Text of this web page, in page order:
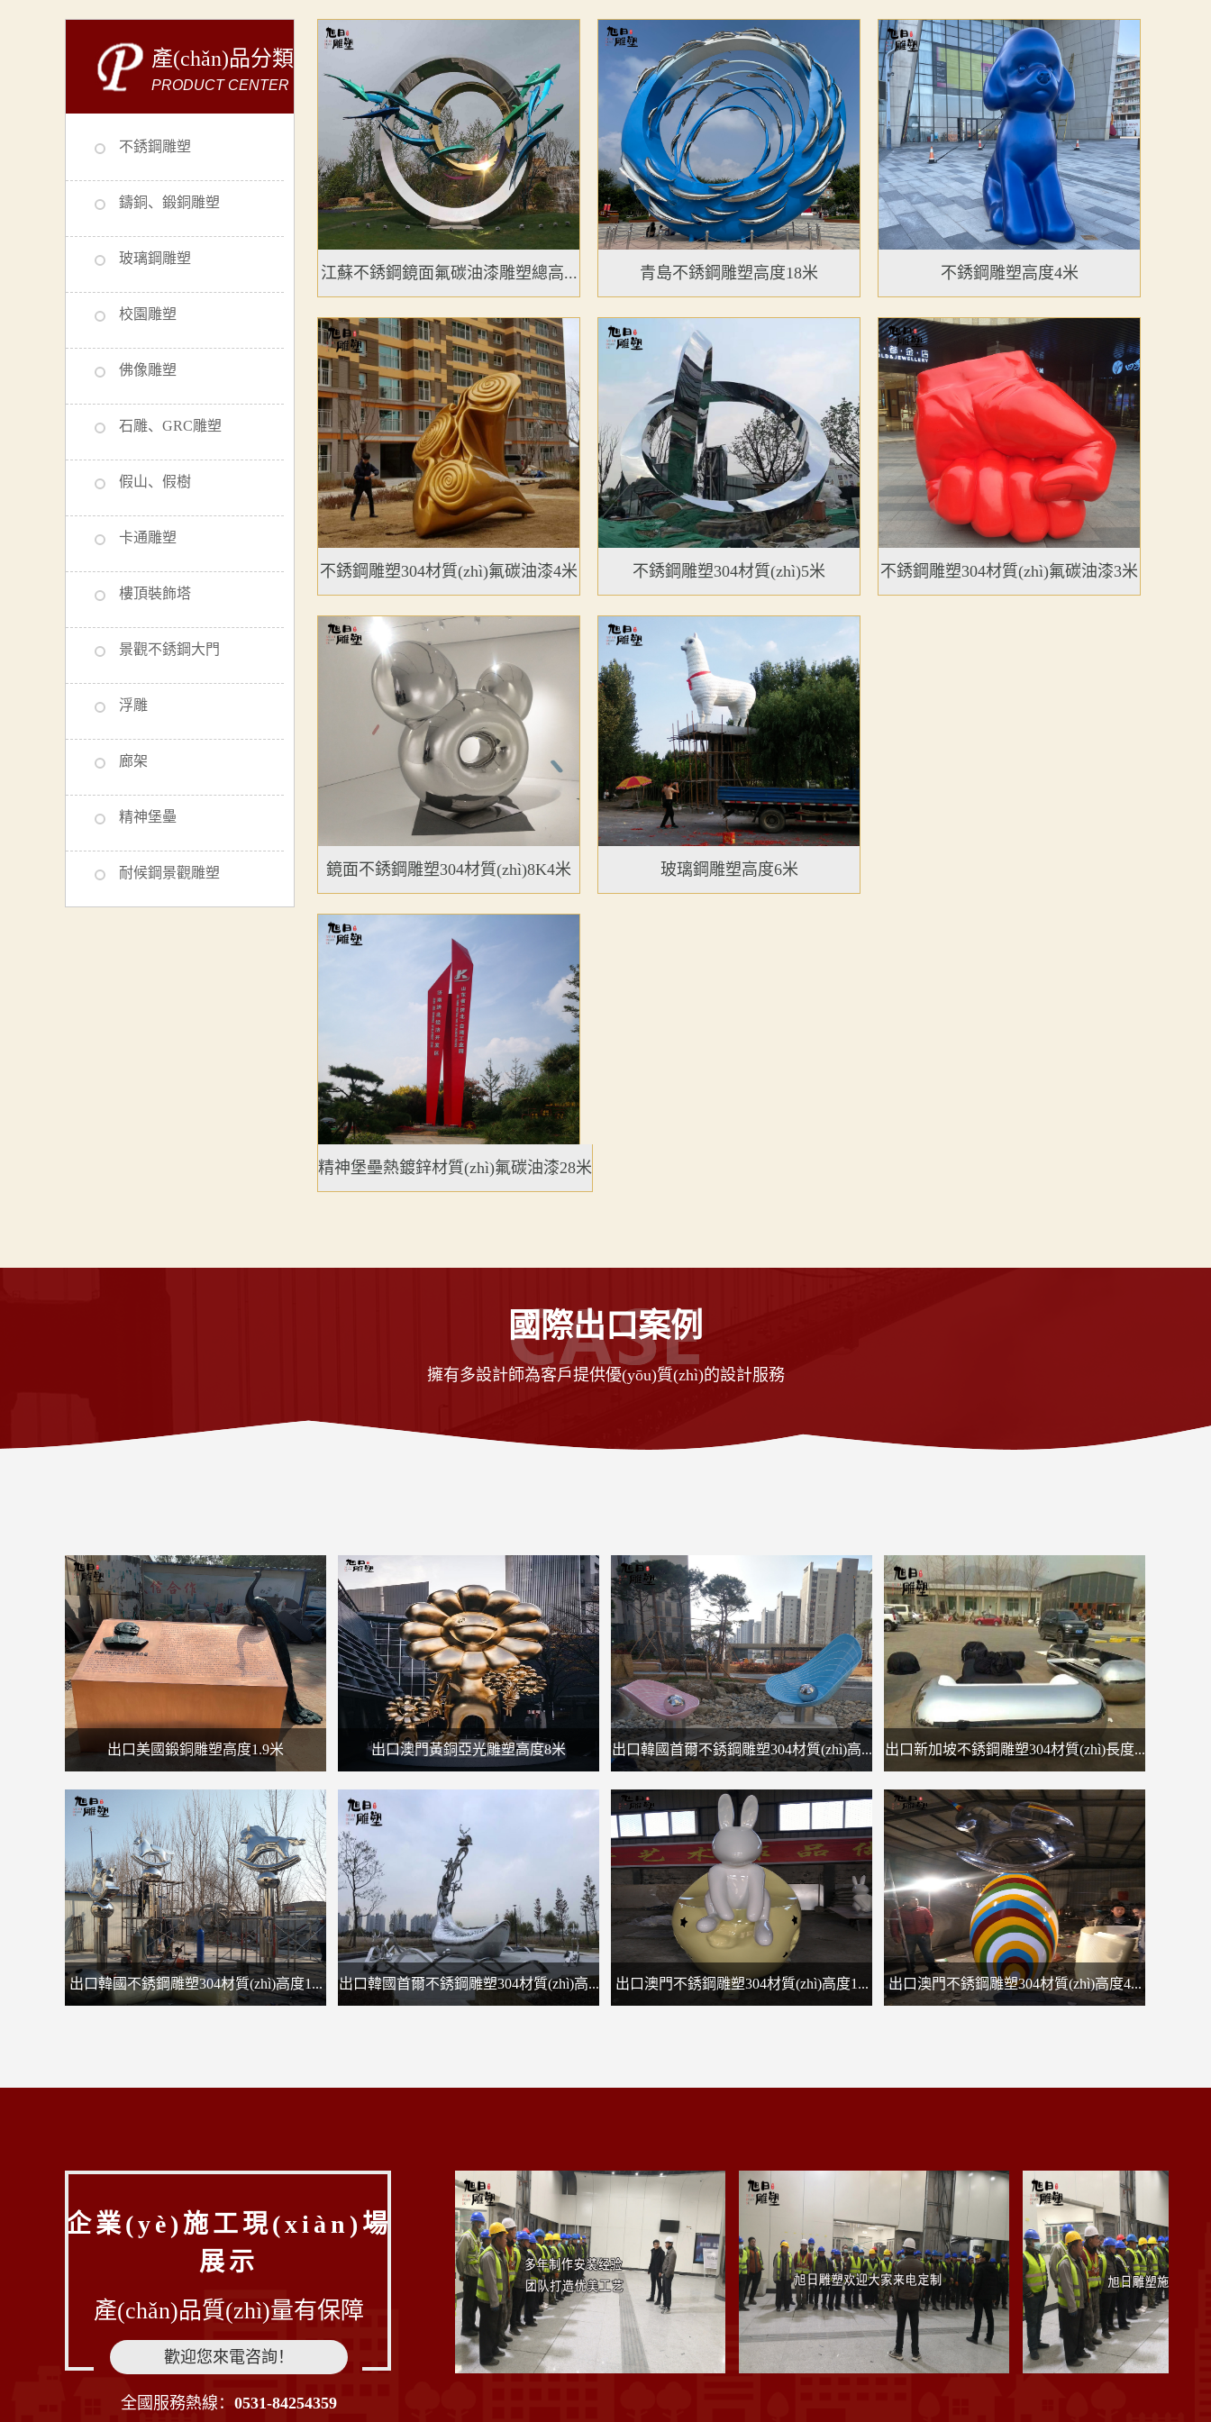
產(chǎn)品分類
PRODUCT CENTER
不銹鋼雕塑
鑄銅、鍛銅雕塑
玻璃鋼雕塑
校園雕塑
佛像雕塑
石雕、GRC雕塑
假山、假樹
卡通雕塑
樓頂裝飾塔
景觀不銹鋼大門
浮雕
廊架
精神堡壘
耐候鋼景觀雕塑
江蘇不銹鋼鏡面氟碳油漆雕塑總高... 青島不銹鋼雕塑高度18米 不銹鋼雕塑高度4米
不銹鋼雕塑304材質(zhì)氟碳油漆4米 不銹鋼雕塑304材質(zhì)5米 不銹鋼雕塑304材質(zhì)氟碳油漆3米
鏡面不銹鋼雕塑304材質(zhì)8K4米 玻璃鋼雕塑高度6米
精神堡壘熱鍍鋅材質(zhì)氟碳油漆28米
國際出口案例
擁有多設計師為客戶提供優(yōu)質(zhì)的設計服務
出口美國鍛銅雕塑高度1.9米 出口澳門黃銅亞光雕塑高度8米 出口韓國首爾不銹鋼雕塑304材質(zhì)高... 出口新加坡不銹鋼雕塑304材質(zhì)長度...
出口韓國不銹鋼雕塑304材質(zhì)高度1... 出口韓國首爾不銹鋼雕塑304材質(zhì)高... 出口澳門不銹鋼雕塑304材質(zhì)高度1... 出口澳門不銹鋼雕塑304材質(zhì)高度4...
企業(yè)施工現(xiàn)場
展示
產(chǎn)品質(zhì)量有保障
歡迎您來電咨詢！
全國服務熱線： 0531-84254359